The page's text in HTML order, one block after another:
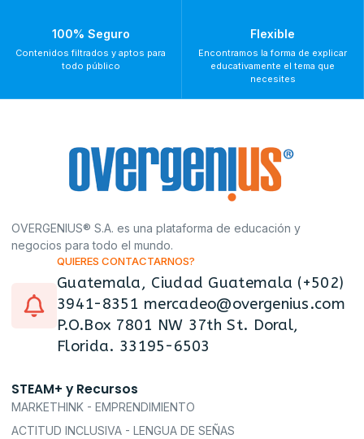
100% Seguro
Contenidos filtrados y aptos para
todo público
Flexible
Encontramos la forma de explicar
educativamente el tema que
necesites
OVERGENIUS® S.A. es una plataforma de educación y
negocios para todo el mundo.
QUIERES CONTACTARNOS?
Guatemala, Ciudad Guatemala (+502)
3941-8351 mercadeo@overgenius.com
P.O.Box 7801 NW 37th St. Doral,
Florida. 33195-6503
STEAM+ y Recursos
MARKETHINK - EMPRENDIMIENTO
ACTITUD INCLUSIVA - LENGUA DE SEÑAS